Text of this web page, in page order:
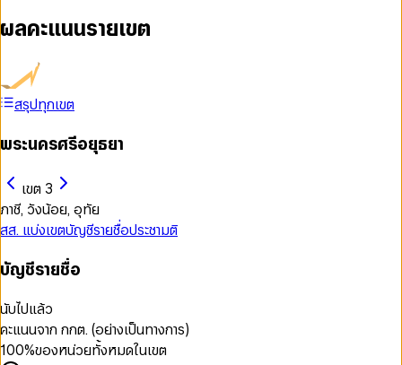
ผลคะแนนรายเขต
สรุปทุกเขต
พระนครศรีอยุธยา
เขต 3
ภาชี, วังน้อย, อุทัย
สส. แบ่งเขตบัญชีรายชื่อประชามติ
บัญชีรายชื่อ
นับไปแล้ว
คะแนนจาก กกต. (อย่างเป็นทางการ)
100%ของหน่วยทั้งหมดในเขต